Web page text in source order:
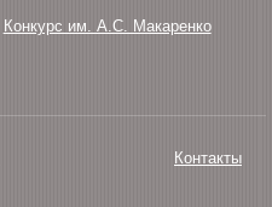
Конкурс им. А.С. Макаренко
Контакты